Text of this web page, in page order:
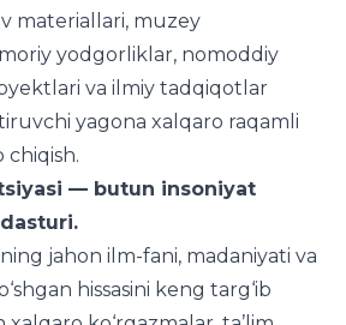
materiallari, muzey
yodgorliklar, nomoddiy
va ilmiy tadqiqotlar
yagona xalqaro raqamli
chiqish.
— butun insoniyat
jahon ilm-fani, madaniyati va
hissasini keng targ‘ib